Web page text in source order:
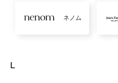
ネノム
L